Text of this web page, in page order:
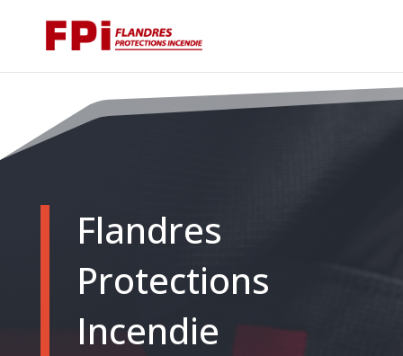
Flandres
Protections
Incendie